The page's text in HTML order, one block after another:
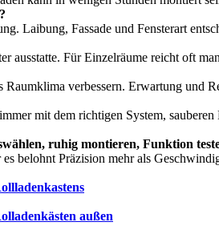
Laibung, Fassade und Fensterart
ausstatte. Für Einzelräume reicht oft
verbessern. Erwartung und
mit dem richtigen System,
ruhig montieren, Funktion
belohnt Präzision mehr als
außen